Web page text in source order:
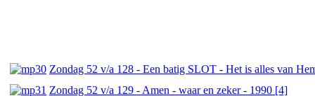
Zondag 52 v/a 128 - Een batig SLOT - Het is alles van
Zondag 52 v/a 129 - Amen - waar en zeker - 1990 [4]